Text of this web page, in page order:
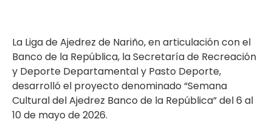
La Liga de Ajedrez de Nariño, en articulación con el
Banco de la República, la Secretaría de Recreación
y Deporte Departamental y Pasto Deporte,
desarrolló el proyecto denominado “Semana
Cultural del Ajedrez Banco de la República” del 6 al
10 de mayo de 2026.